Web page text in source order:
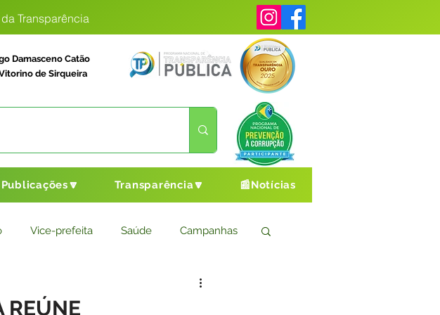
Transparência
Damasceno Catão
de Sirqueira
Publicações🔽 Transparência🔽 📰Notícias
Vice-prefeita Saúde Campanhas
Cultura e Esporte
REÚNE